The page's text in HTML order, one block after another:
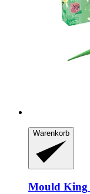
Warenkorb
Mould King